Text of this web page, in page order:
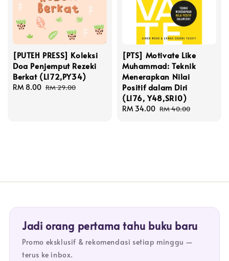
[PUTEH PRESS] Koleksi
Doa Penjemput Rezeki
Berkat (L172,PY34)
Sale
RM 8.00 Regular
RM 29.00
[PTS] Motivate Like
Muhammad: Teknik
Menerapkan Nilai
Positif dalam Diri
(L176, Y48,SR10)
Sale
RM 34.00 Regular
RM 40.00
Jadi orang pertama tahu buku baru
Promo eksklusif & rekomendasi setiap minggu —
terus ke inbox.